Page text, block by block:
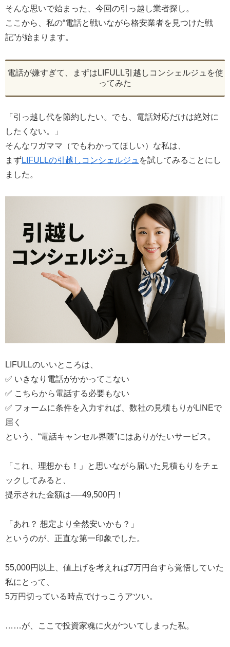
そんな思いで始まった、今回の引っ越し業者探し。
ここから、私の“電話と戦いながら格安業者を見つけた戦
記”が始まります。
電話が嫌すぎて、まずはLIFULL引越しコンシェルジュを使
ってみた
「引っ越し代を節約したい。でも、電話対応だけは絶対に
したくない。」
そんなワガママ（でもわかってほしい）な私は、
まずLIFULLの引越しコンシェルジュ を試してみることにし
ました。
LIFULLのいいところは、
✅ いきなり電話がかかってこない
✅ こちらから電話する必要もない
✅ フォームに条件を入力すれば、数社の見積もりがLINEで
届く
という、“電話キャンセル界隈”にはありがたいサービス。
「これ、理想かも！」と思いながら届いた見積もりをチェ
ックしてみると、
提示された金額は──49,500円！
「あれ？ 想定より全然安いかも？」
というのが、正直な第一印象でした。
55,000円以上、値上げを考えれば7万円台すら覚悟していた
私にとって、
5万円切っている時点でけっこうアツい。
……が、ここで投資家魂に火がついてしまった私。